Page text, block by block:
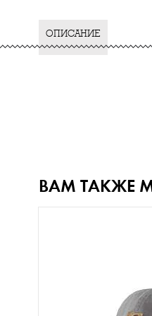
ОПИСАНИЕ
ВАМ ТАКЖЕ